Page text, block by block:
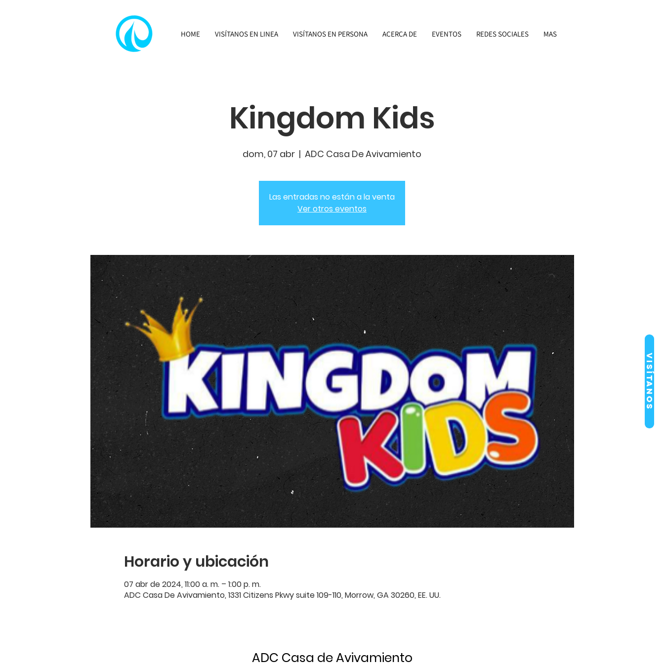
HOME VISÍTANOS EN LINEA VISÍTANOS EN PERSONA ACERCA DE EVENTOS REDES SOCIALES MAS
Visítanos
Kingdom Kids
dom, 07 abr
  |
ADC Casa De Avivamiento
Las entradas no están a la venta
Ver otros eventos
Horario y ubicación
07 abr de 2024, 11:00 a. m. – 1:00 p. m.
ADC Casa De Avivamiento, 1331 Citizens Pkwy suite 109-110, Morrow, GA 30260, EE. UU.
ADC Casa de Avivamiento